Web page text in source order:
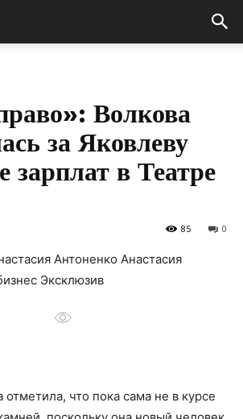
Волкова
за Яковлеву
зарплат в Театре
0
85
Антоненко Анастасия
Эксклюзив
отметила, что пока сама не в курсе